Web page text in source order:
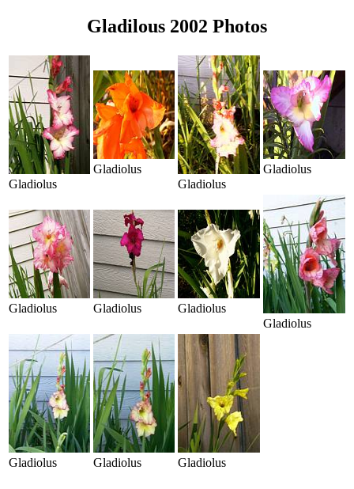
Gladilous 2002 Photos
Gladiolus
Gladiolus
Gladiolus
Gladiolus
Gladiolus Gladiolus
Gladiolus
Gladiolus
Gladiolus Gladiolus Gladiolus